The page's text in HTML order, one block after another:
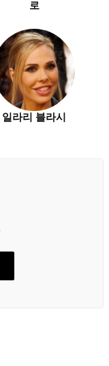
로
일라리 블라시